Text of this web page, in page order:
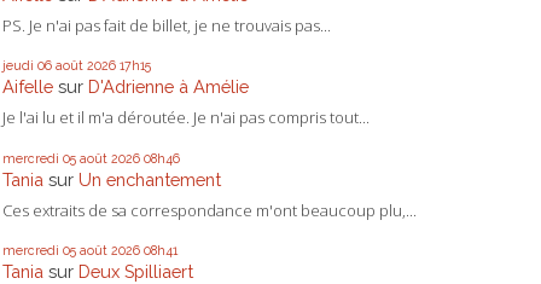
PS. Je n'ai pas fait de billet, je ne trouvais pas...
jeudi 06 août 2026 17h15
Aifelle sur D'Adrienne à Amélie
Je l'ai lu et il m'a déroutée. Je n'ai pas compris tout...
mercredi 05 août 2026 08h46
Tania sur Un enchantement
Ces extraits de sa correspondance m'ont beaucoup plu,...
mercredi 05 août 2026 08h41
Tania sur Deux Spilliaert